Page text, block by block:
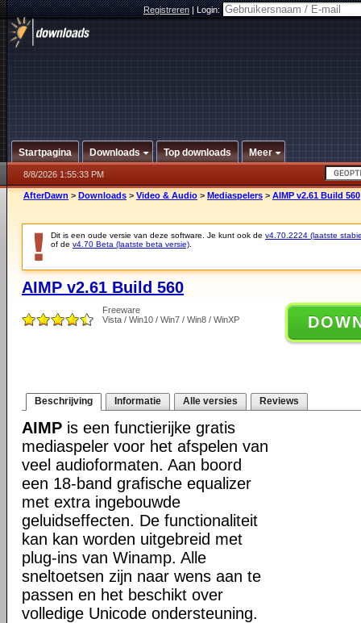
Registreren|Login:
Startpagina Downloads Top downloads Meer
8/8/2026 1:55:33 PM
AfterDawn > Downloads > Video & Audio > Mediaspelers > AIMP v2.61 Build 560
Dit is een oude versie van deze software. Je kunt ook de v4.70.2224 (laatste
of de v4.70 Beta (laatste beta versie)
AIMP v2.61 Build 560
Freeware
Vista / Win10 / Win7 / Win8 / WinXP
Beschrijving Informatie Alle versies Reviews
AIMP is een functierijke gratis
mediaspeler voor het afspelen van
veel audioformaten. Aan boord
een 18-band grafische equalizer
met extra ingebouwde
geluidseffecten. De functionaliteit
kan kan worden uitgebreid met
plug-ins van Winamp. Alle
sneltoetsen zijn naar wens aan te
passen en het beschikt over
volledige Unicode ondersteuning.